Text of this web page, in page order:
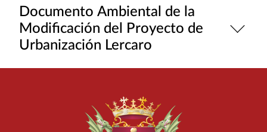
Documento Ambiental de la
Modificación del Proyecto de
Urbanización Lercaro